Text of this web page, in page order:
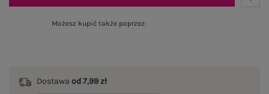
Możesz kupić także poprzez:
Dostawa od 7,99 zł